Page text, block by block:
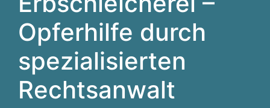
Opferhilfe durch
spezialisierten
Rechtsanwalt